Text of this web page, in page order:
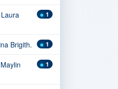
1
1
Brigith.
1